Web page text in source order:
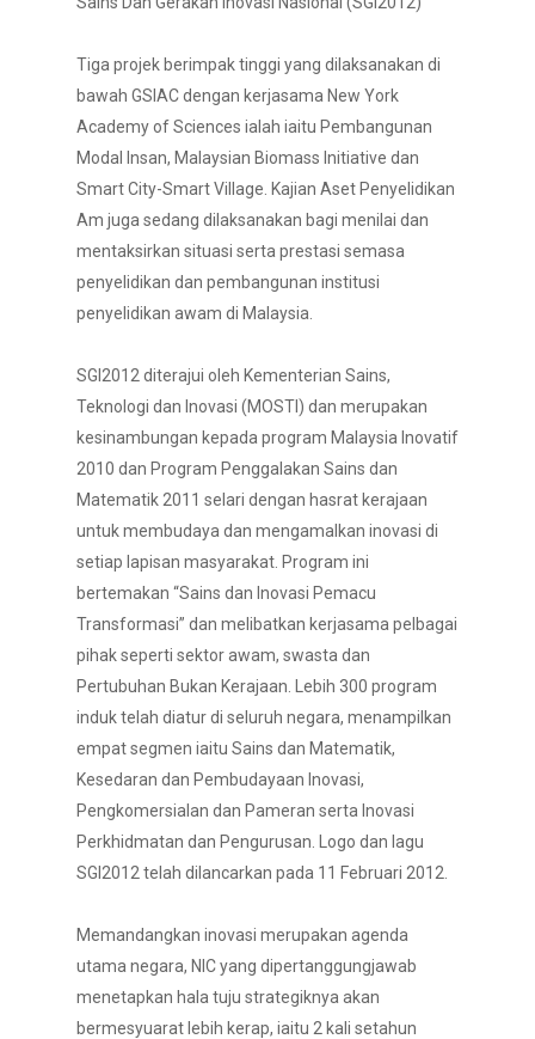
Tiga projek berimpak tinggi yang dilaksanakan di
bawah GSIAC dengan kerjasama New York
Academy of Sciences ialah iaitu Pembangunan
Modal Insan, Malaysian Biomass Initiative dan
Smart City-Smart Village. Kajian Aset Penyelidikan
Am juga sedang dilaksanakan bagi menilai dan
mentaksirkan situasi serta prestasi semasa
penyelidikan dan pembangunan institusi
penyelidikan awam di Malaysia.
SGI2012 diterajui oleh Kementerian Sains,
Teknologi dan Inovasi (MOSTI) dan merupakan
kesinambungan kepada program Malaysia Inovatif
2010 dan Program Penggalakan Sains dan
Matematik 2011 selari dengan hasrat kerajaan
untuk membudaya dan mengamalkan inovasi di
setiap lapisan masyarakat. Program ini
bertemakan “Sains dan Inovasi Pemacu
Transformasi” dan melibatkan kerjasama pelbagai
pihak seperti sektor awam, swasta dan
Pertubuhan Bukan Kerajaan. Lebih 300 program
induk telah diatur di seluruh negara, menampilkan
empat segmen iaitu Sains dan Matematik,
Kesedaran dan Pembudayaan Inovasi,
Pengkomersialan dan Pameran serta Inovasi
Perkhidmatan dan Pengurusan. Logo dan lagu
SGI2012 telah dilancarkan pada 11 Februari 2012.
Memandangkan inovasi merupakan agenda
utama negara, NIC yang dipertanggungjawab
menetapkan hala tuju strategiknya akan
bermesyuarat lebih kerap, iaitu 2 kali setahun